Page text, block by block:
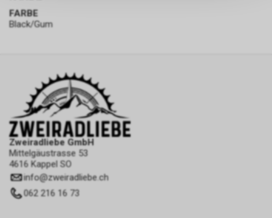
FARBE
Black/Gum
Zweiradliebe GmbH
Mittelgäustrasse 53
4616 Kappel SO
info@zweiradliebe.ch
062 216 16 73